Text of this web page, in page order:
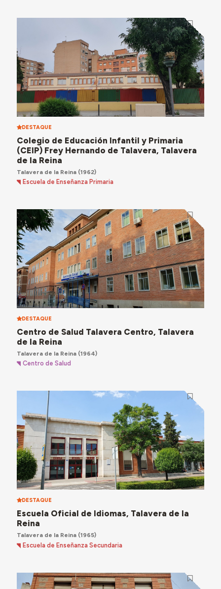
DESTAQUE
Colegio de Educación Infantil y Primaria
(CEIP) Frey Hernando de Talavera, Talavera
de la Reina
Talavera de la Reina(1962)
Escuela de Enseñanza Primaria
DESTAQUE
Centro de Salud Talavera Centro, Talavera
de la Reina
Talavera de la Reina(1964)
Centro de Salud
DESTAQUE
Escuela Oficial de Idiomas, Talavera de la
Reina
Talavera de la Reina(1965)
Escuela de Enseñanza Secundaria